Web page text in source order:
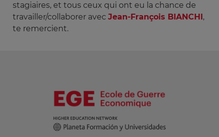
stagiaires, et tous ceux qui ont eu la chance de
travailler/collaborer avec Jean-François BIANCHI,
te remercient.